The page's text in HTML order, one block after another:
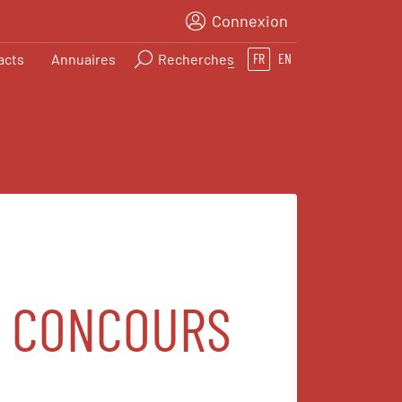
Connexion
Annuaires Recherches FR EN